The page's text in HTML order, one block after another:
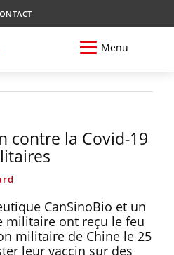
Menu
contre la Covid-19
CanSinoBio et un
militaire ont reçu le feu
militaire de Chine le 25
leur vaccin sur des